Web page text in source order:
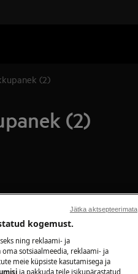
(2)
(2)
kogemust.
ning reklaami- ja
sotsiaalmeedia, reklaami- ja
meie küpsiste kasutamisega ja
ja pakkuda teile isikupärastatud
Jätka aktsepteerimata